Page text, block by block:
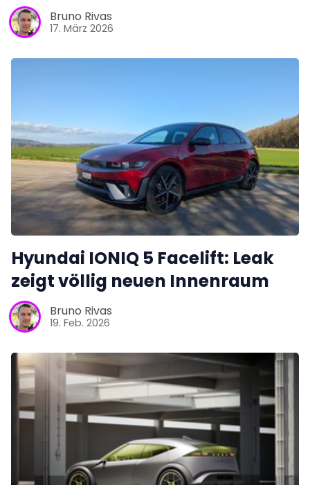
Bruno Rivas
17. März 2026
Hyundai IONIQ 5 Facelift: Leak
zeigt völlig neuen Innenraum
Bruno Rivas
19. Feb. 2026